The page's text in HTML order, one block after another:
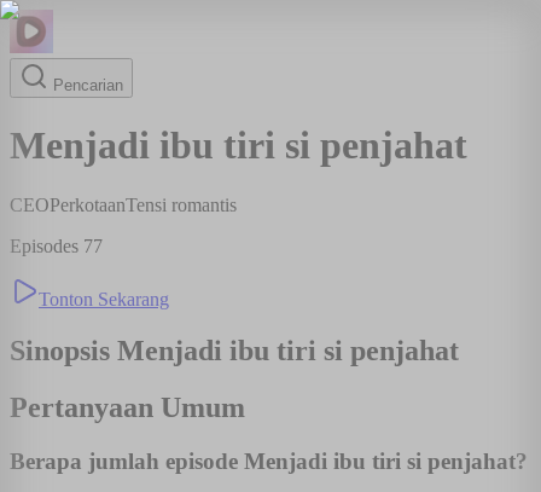
Pencarian
Menjadi ibu tiri si penjahat
CEOPerkotaanTensi romantis
Episodes 77
Tonton Sekarang
Sinopsis Menjadi ibu tiri si penjahat
Pertanyaan Umum
Berapa jumlah episode Menjadi ibu tiri si penjahat?